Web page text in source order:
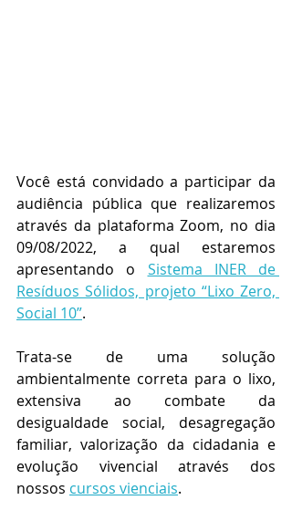
Você está convidado a participar da
audiência pública que realizaremos
através da plataforma Zoom, no dia
09/08/2022, a qual estaremos
apresentando o Sistema INER de
Resíduos Sólidos, projeto “Lixo Zero,
Social 10”.
Trata-se de uma solução
ambientalmente correta para o lixo,
extensiva ao combate da
desigualdade social, desagregação
familiar, valorização da cidadania e
evolução vivencial através dos
nossos cursos vienciais.